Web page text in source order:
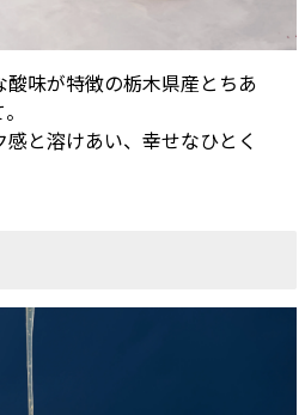
味が特徴の栃木県産とちあ
と溶けあい、幸せなひとく